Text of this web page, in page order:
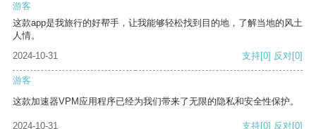
游客
这款app是我旅行的好帮手，让我能够轻松找到目的地，了解当地的风土
人情。
2024-10-31
支持[0] 反对[0]
游客
这款加速器VPM应用程序已经为我们带来了无限的隐私和安全性保护。
2024-10-31 支持[0] 反对[0]